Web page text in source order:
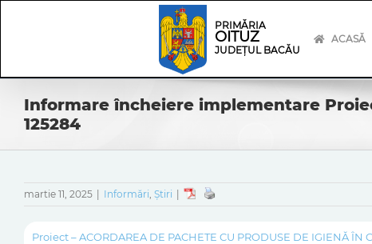
PRIMĂRIA
OITUZ
JUDEȚUL BACĂU
ACASĂ
Informare încheiere implementare
125284
martie 11, 2025 Informări, Știri
Proiect – ACORDAREA DE PACHETE CU PRODUSE DE IGIENĂ ÎN